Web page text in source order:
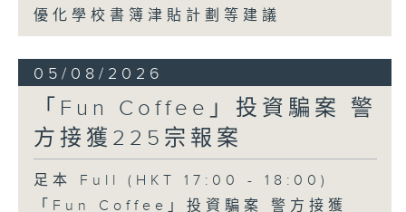
優化學校書簿津貼計劃等建議
05/08/2026
「Fun Coffee」投資騙案 警
方接獲225宗報案
足本 Full (HKT 17:00 - 18:00)
「Fun Coffee」投資騙案 警方接獲